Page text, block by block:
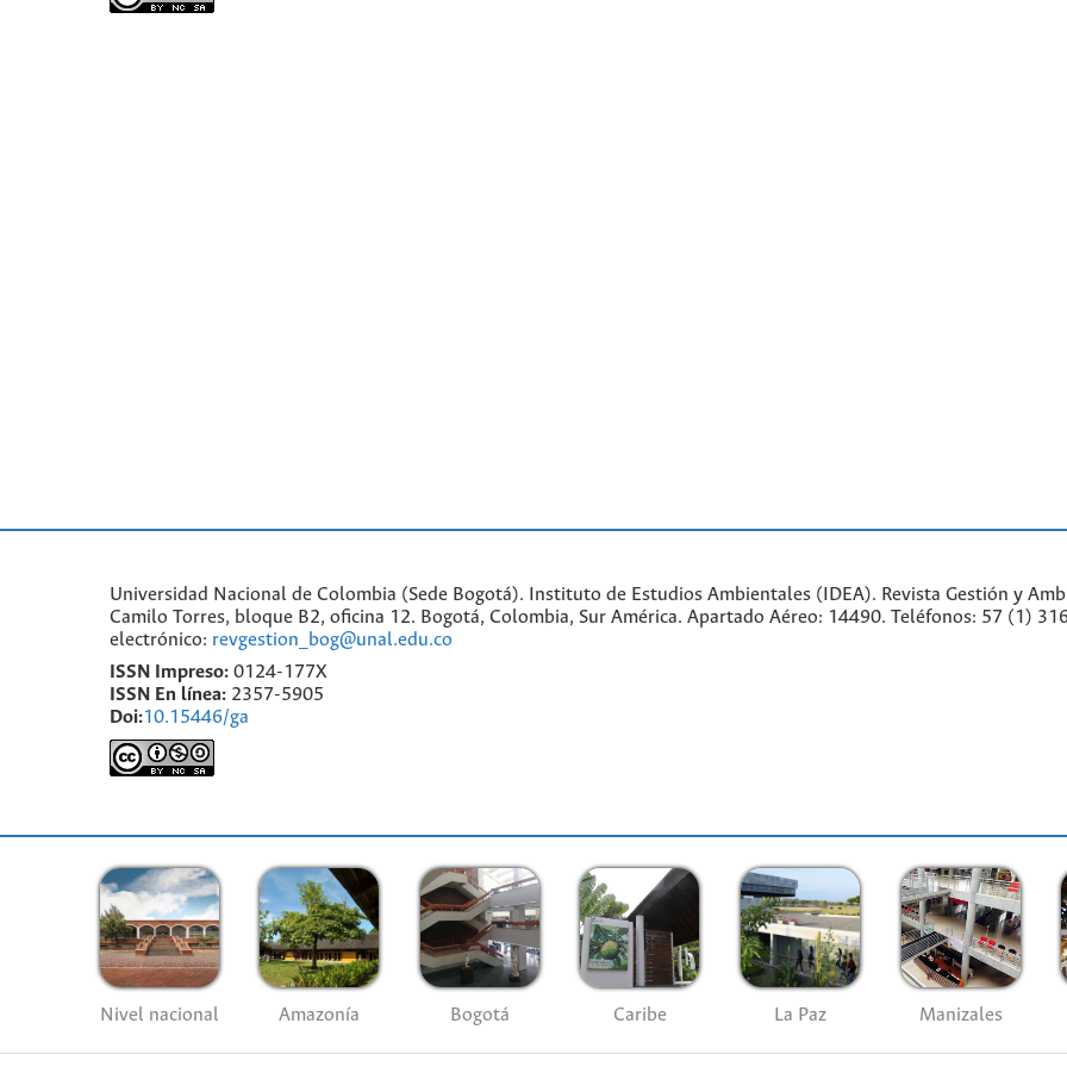
Universidad Nacional de Colombia (Sede Bogotá). Instituto de Estudios Ambientales (IDEA). Revista Gestión y
Camilo Torres, bloque B2, oficina 12. Bogotá, Colombia, Sur América. Apartado Aéreo: 14490. Teléfonos: 57 (1)
electrónico: revgestion_bog@unal.edu.co
ISSN Impreso: 0124-177X
ISSN En línea: 2357-5905
Doi:10.15446/ga
Nivel nacional Amazonía Bogotá Caribe La Paz Manizales